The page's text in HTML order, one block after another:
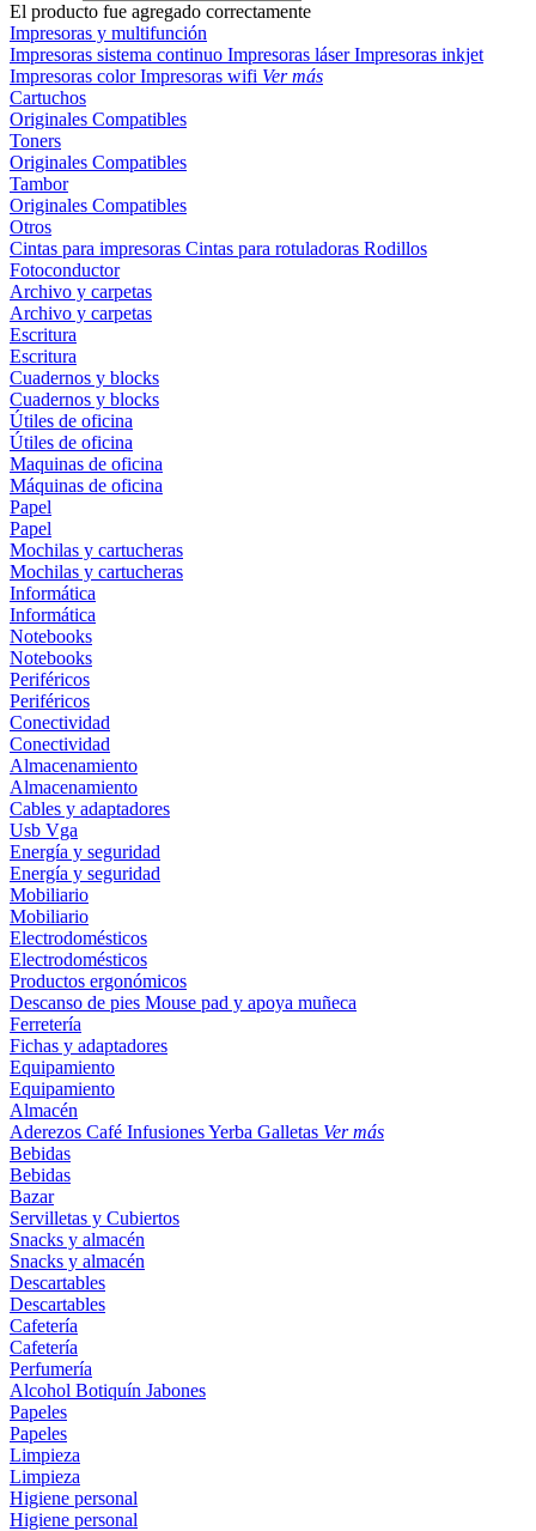
El producto fue agregado correctamente
Impresoras y multifunción
Impresoras sistema continuo Impresoras láserImpresoras inkjet
Impresoras colorImpresoras wifi Ver más
Cartuchos
Originales Compatibles
Toners
Originales Compatibles
Tambor
Originales Compatibles
Otros
Cintas para impresoras Cintas para rotuladoras Rodillos
Fotoconductor
Archivo y carpetas
Archivo y carpetas
Escritura
Escritura
Cuadernos y blocks
Cuadernos y blocks
Útiles de oficina
Útiles de oficina
Maquinas de oficina
Máquinas de oficina
Papel
Papel
Mochilas y cartucheras
Mochilas y cartucheras
Informática
Informática
Notebooks
Notebooks
Periféricos
Periféricos
Conectividad
Conectividad
Almacenamiento
Almacenamiento
Cables y adaptadores
Usb Vga
Energía y seguridad
Energía y seguridad
Mobiliario
Mobiliario
Electrodomésticos
Electrodomésticos
Productos ergonómicos
Descanso de pies Mouse pad y apoya muñeca
Ferretería
Fichas y adaptadores
Equipamiento
Equipamiento
Almacén
Aderezos Café InfusionesYerba Galletas Ver más
Bebidas
Bebidas
Bazar
Servilletas y Cubiertos
Snacks y almacén
Snacks y almacén
Descartables
Descartables
Cafetería
Cafetería
Perfumería
Alcohol Botiquín Jabones
Papeles
Papeles
Limpieza
Limpieza
Higiene personal
Higiene personal